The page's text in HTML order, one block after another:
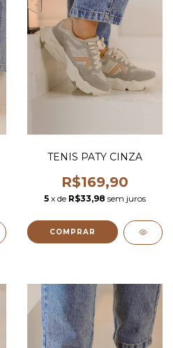
TENIS PATY CINZA
R$169,90
5 x de R$33,98 sem juros
COMPRAR